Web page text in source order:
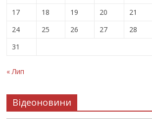
17
18 19 20 21
24
25 26 27 28
31
« Лип
Відеоновини